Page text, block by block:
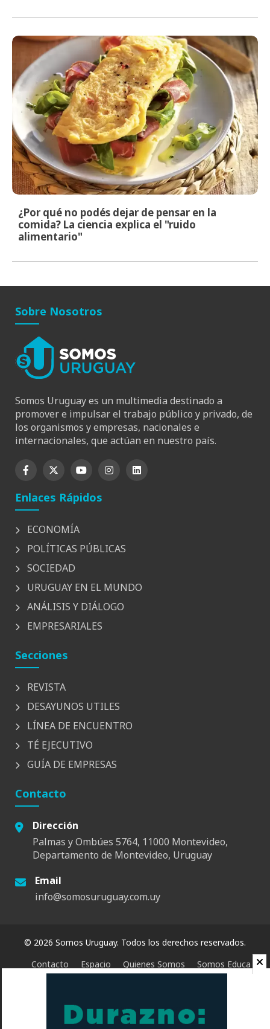
¿Por qué no podés dejar de pensar en la
comida? La ciencia explica el "ruido
alimentario"
Sobre Nosotros
Somos Uruguay es un multimedia destinado a
promover e impulsar el trabajo público y privado, de
los organismos y empresas, nacionales e
internacionales, que actúan en nuestro país.
Enlaces Rápidos
ECONOMÍA
POLÍTICAS PÚBLICAS
SOCIEDAD
URUGUAY EN EL MUNDO
ANÁLISIS Y DIÁLOGO
EMPRESARIALES
Secciones
REVISTA
DESAYUNOS UTILES
LÍNEA DE ENCUENTRO
TÉ EJECUTIVO
GUÍA DE EMPRESAS
Contacto
Dirección
Palmas y Ombúes 5764, 11000 Montevideo,
Departamento de Montevideo, Uruguay
Email
info@somosuruguay.com.uy
© 2026 Somos Uruguay. Todos los derechos reservados.
Contacto
Espacio Quienes Somos Somos Educa